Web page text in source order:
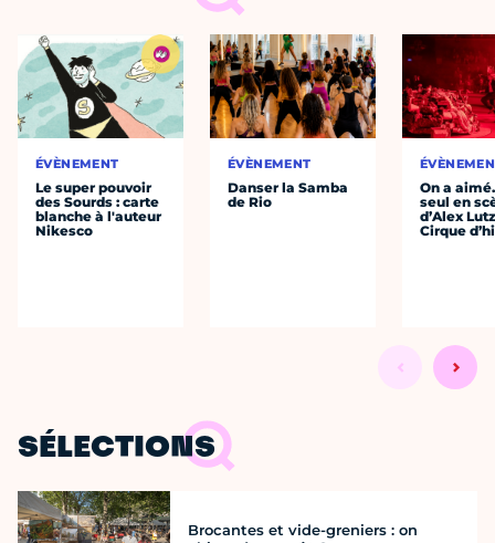
ÉVÈNEMENT
Le super pouvoir
des Sourds : carte
blanche à l'auteur
Nikesco
ÉVÈNEMENT
Danser la Samba
de Rio
On a
seul en
d’Alex
Cirque
SÉLECTIONS
Brocantes et vide-greniers : on